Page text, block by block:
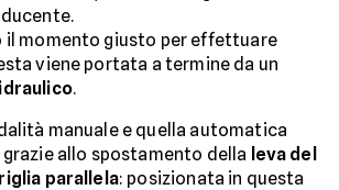
il momento giusto per effettuare
viene portata a termine da un
.
manuale e quella automatica
allo spostamento della leva del
parallela: posizionata in questa